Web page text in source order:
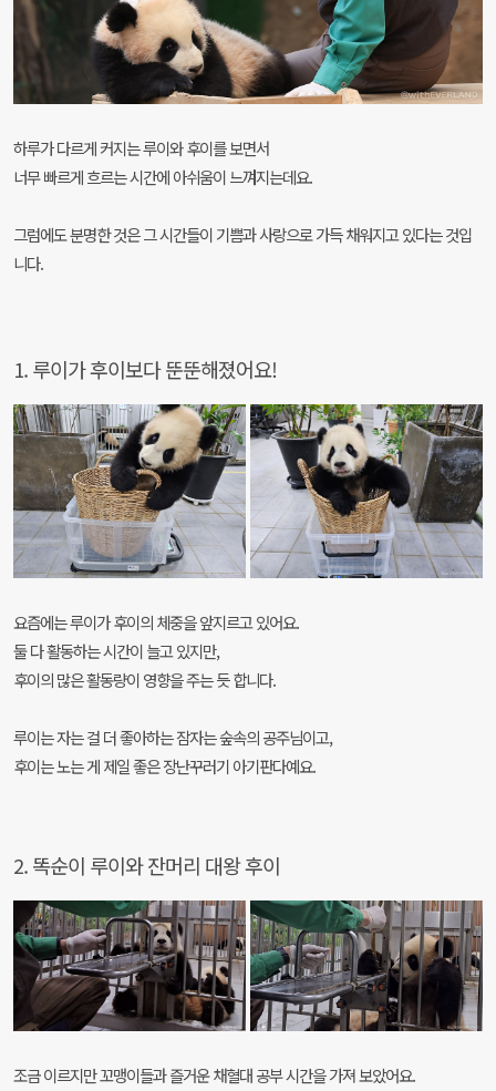
하루가 다르게 커지는 루이와 후이를 보면서
너무 빠르게 흐르는 시간에 아쉬움이 느껴지는데요.
그럼에도 분명한 것은 그 시간들이 기쁨과 사랑으로 가득 채워지고 있다는 것입
니다.
1. 루이가 후이보다 뚠뚠해졌어요!
요즘에는 루이가 후이의 체중을 앞지르고 있어요.
둘 다 활동하는 시간이 늘고 있지만,
후이의 많은 활동량이 영향을 주는 듯 합니다.
루이는 자는 걸 더 좋아하는 잠자는 숲속의 공주님이고,
후이는 노는 게 제일 좋은 장난꾸러기 아기판다예요.
2. 똑순이 루이와 잔머리 대왕 후이
조금 이르지만 꼬맹이들과 즐거운 채혈대 공부 시간을 가져 보았어요.